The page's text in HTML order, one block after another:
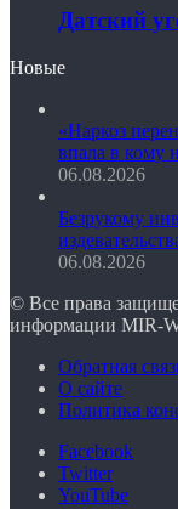
Датский
Новые
«Наркоз
впала в кому
06.08.2026
Безрукому
06.08.2026
© Все права
информации MIR-
Обратная
О сайте
Политика
Facebook
Twitter
YouTube